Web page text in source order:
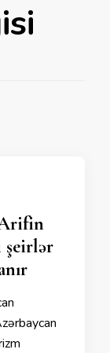
Arifin
şeirlər